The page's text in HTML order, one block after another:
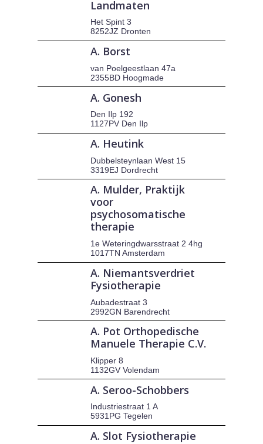
Landmaten
Het Spint 3
8252JZ Dronten
A. Borst
van Poelgeestlaan 47a
2355BD Hoogmade
A. Gonesh
Den Ilp 192
1127PV Den Ilp
A. Heutink
Dubbelsteynlaan West 15
3319EJ Dordrecht
A. Mulder, Praktijk
voor
psychosomatische
therapie
1e Weteringdwarsstraat 2 4hg
1017TN Amsterdam
A. Niemantsverdriet
Fysiotherapie
Aubadestraat 3
2992GN Barendrecht
A. Pot Orthopedische
Manuele Therapie C.V.
Klipper 8
1132GV Volendam
A. Seroo-Schobbers
Industriestraat 1 A
5931PG Tegelen
A. Slot Fysiotherapie